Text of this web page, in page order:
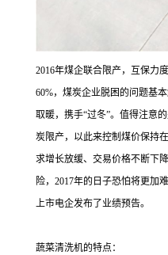
2016年煤企联合限产，互保力
60%，煤炭企业脱困的问题基
取暖，携手“过冬”。值得注意
炭限产，以此来控制煤价保持
求增长放缓、交易价格不断下
险，2017年的日子恐怕将更加
上市电企发布了业绩预告。
蔬菜清洗机的特点：